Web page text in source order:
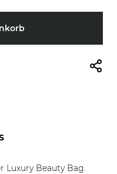
Luxury Beauty Bag.